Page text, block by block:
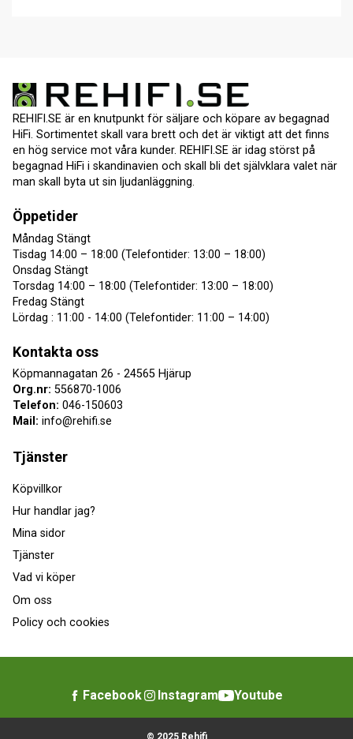
REHIFI.SE är en knutpunkt för säljare och köpare av begagnad
HiFi. Sortimentet skall vara brett och det är viktigt att det finns
en hög service mot våra kunder. REHIFI.SE är idag störst på
begagnad HiFi i skandinavien och skall bli det självklara valet när
man skall byta ut sin ljudanläggning.
Öppetider
Måndag Stängt
Tisdag 14:00 – 18:00 (Telefontider: 13:00 – 18:00)
Onsdag Stängt
Torsdag 14:00 – 18:00 (Telefontider: 13:00 – 18:00)
Fredag Stängt
Lördag : 11:00 - 14:00 (Telefontider: 11:00 – 14:00)
Kontakta oss
Köpmannagatan 26 - 24565 Hjärup
Org.nr: 556870-1006
Telefon: 046-150603
Mail: info@rehifi.se
Tjänster
Köpvillkor
Hur handlar jag?
Mina sidor
Tjänster
Vad vi köper
Om oss
Policy och cookies
Facebook Instagram Youtube
© 2025 Rehifi